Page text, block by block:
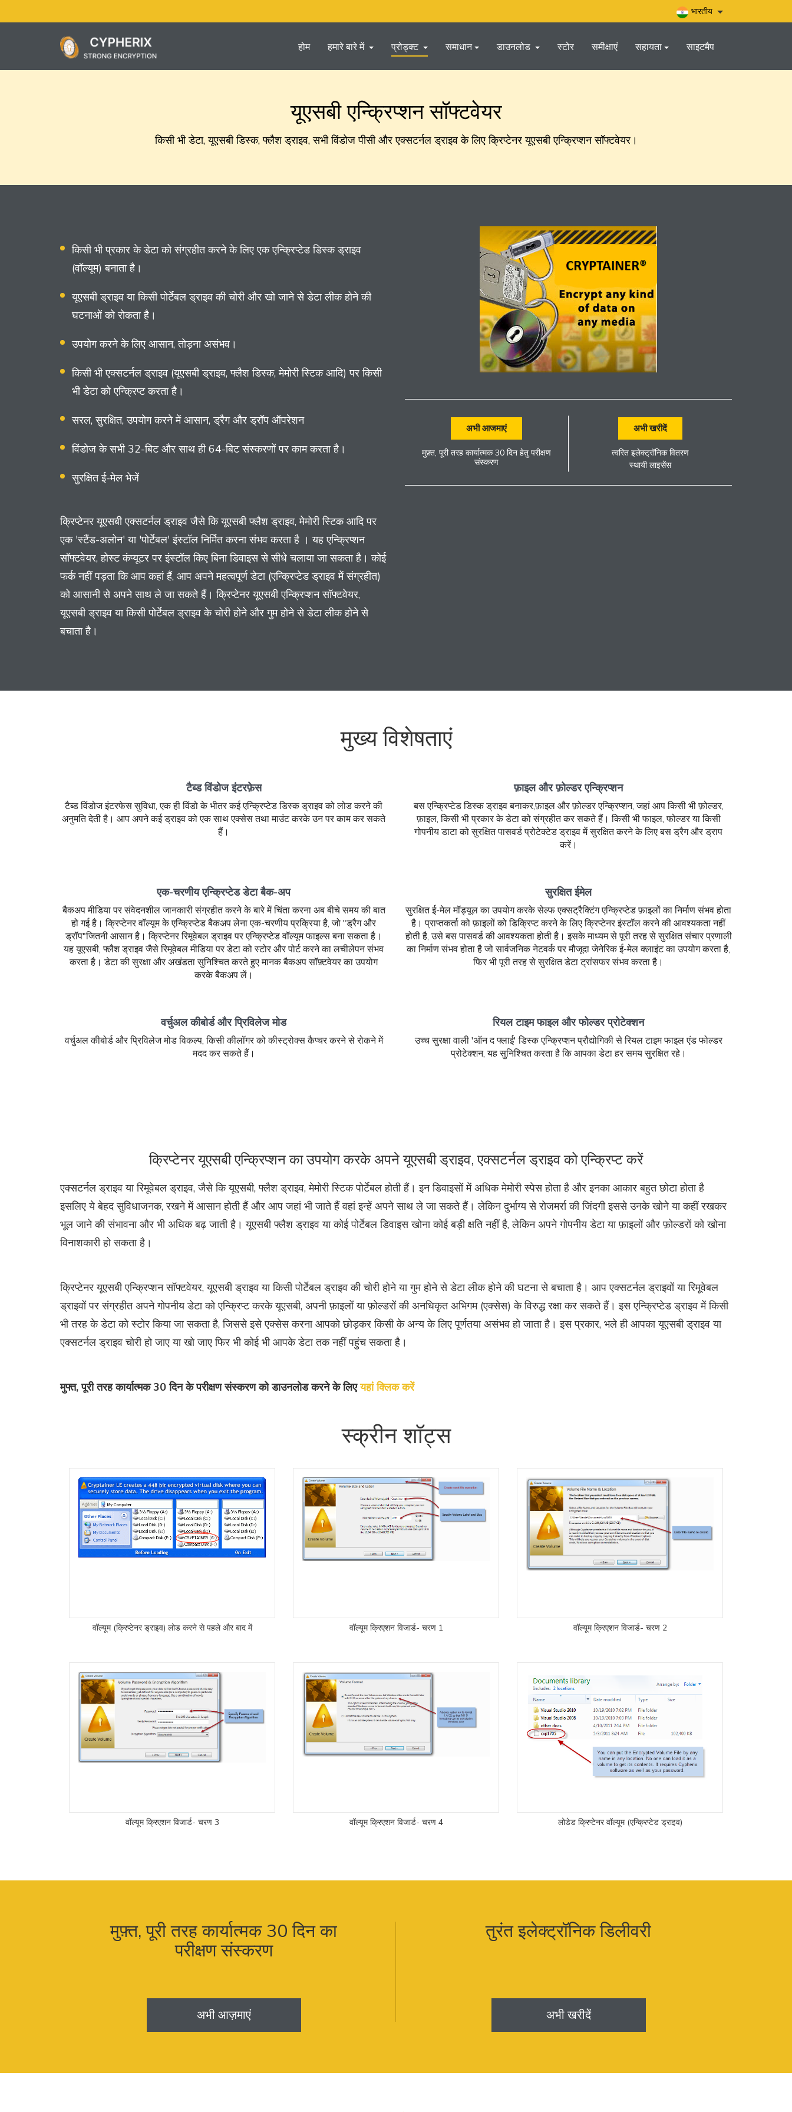
भारतीय
होम हमारे बारे में प्रोड्क्ट समाधान डाउनलोड स्टोर समीक्षाएं सहायता साइटमैप
यूएसबी एन्क्रिप्शन सॉफ्टवेयर
किसी भी डेटा, यूएसबी डिस्क, फ्लैश ड्राइव, सभी विंडोज पीसी और एक्सटर्नल ड्राइव के लिए क्रिप्टेनर यूएसबी एन्क्रिप्शन सॉफ्टवेयर।
अभी आजमाएं
मुफ़्त, पूरी तरह कार्यात्मक 30 दिन हेतु परीक्षण
संस्करण
अभी खरीदें
त्वरित इलेक्ट्रॉनिक वितरण
स्थायी लाइसेंस
किसी भी प्रकार के डेटा को संग्रहीत करने के लिए एक एन्क्रिप्टेड डिस्क ड्राइव
(वॉल्यूम) बनाता है।
यूएसबी ड्राइव या किसी पोर्टेबल ड्राइव की चोरी और खो जाने से डेटा लीक होने की
घटनाओं को रोकता है।
उपयोग करने के लिए आसान, तोड़ना असंभव।
किसी भी एक्सटर्नल ड्राइव (यूएसबी ड्राइव, फ्लैश डिस्क, मेमोरी स्टिक आदि) पर किसी
भी डेटा को एन्क्रिप्ट करता है।
सरल, सुरक्षित, उपयोग करने में आसान, ड्रैग और ड्रॉप ऑपरेशन
विंडोज के सभी 32-बिट और साथ ही 64-बिट संस्करणों पर काम करता है।
सुरक्षित ई-मेल भेजें
क्रिप्टेनर यूएसबी एक्सटर्नल ड्राइव जैसे कि यूएसबी फ्लैश ड्राइव, मेमोरी स्टिक आदि पर
एक 'स्टैंड-अलोन' या 'पोर्टेबल' इंस्टॉल निर्मित करना संभव करता है । यह एन्क्रिप्शन
सॉफ्टवेयर, होस्ट कंप्यूटर पर इंस्टॉल किए बिना डिवाइस से सीधे चलाया जा सकता है। कोई
फर्क नहीं पड़ता कि आप कहां हैं, आप अपने महत्वपूर्ण डेटा (एन्क्रिप्टेड ड्राइव में संग्रहीत)
को आसानी से अपने साथ ले जा सकते हैं। क्रिप्टेनर यूएसबी एन्क्रिप्शन सॉफ्टवेयर,
यूएसबी ड्राइव या किसी पोर्टेबल ड्राइव के चोरी होने और गुम होने से डेटा लीक होने से
बचाता है।
मुख्य विशेषताएं
टैब्ड विंडोज इंटरफ़ेस
टैब्ड विंडोज इंटरफेस सुविधा, एक ही विंडो के भीतर कई एन्क्रिप्टेड डिस्क ड्राइव को लोड करने की
अनुमति देती है। आप अपने कई ड्राइव को एक साथ एक्सेस तथा माउंट करके उन पर काम कर सकते
हैं।
फ़ाइल और फ़ोल्डर एन्क्रिप्शन
बस एन्क्रिप्टेड डिस्क ड्राइव बनाकर,फ़ाइल और फ़ोल्डर एन्क्रिप्शन, जहां आप किसी भी फ़ोल्डर,
फ़ाइल, किसी भी प्रकार के डेटा को संग्रहीत कर सकते हैं। किसी भी फाइल, फोल्डर या किसी
गोपनीय डाटा को सुरक्षित पासवर्ड प्रोटेक्टेड ड्राइव में सुरक्षित करने के लिए बस ड्रैग और ड्राप
करें।
एक-चरणीय एन्क्रिप्टेड डेटा बैक-अप
बैकअप मीडिया पर संवेदनशील जानकारी संग्रहीत करने के बारे में चिंता करना अब बीचे समय की बात
हो गई है। क्रिप्टेनर वॉल्यूम के एन्क्रिप्टेड बैकअप लेना एक-चरणीय प्रक्रिया है, जो "ड्रैग और
ड्रॉप"जितनी आसान है। क्रिप्टेनर रिमूवेबल ड्राइव पर एन्क्रिप्टेड वॉल्यूम फाइल्स बना सकता है।
यह यूएसबी, फ्लैश ड्राइव जैसे रिमूवेबल मीडिया पर डेटा को स्टोर और पोर्ट करने का लचीलेपन संभव
करता है। डेटा की सुरक्षा और अखंडता सुनिश्चित करते हुए मानक बैकअप सॉफ़्टवेयर का उपयोग
करके बैकअप लें।
सुरक्षित ईमेल
सुरक्षित ई-मेल मॉड्यूल का उपयोग करके सेल्फ एक्सट्रैक्टिंग एन्क्रिप्टेड फ़ाइलों का निर्माण संभव होता
है। प्राप्तकर्ता को फ़ाइलों को डिक्रिप्ट करने के लिए क्रिप्टेनर इंस्टॉल करने की आवश्यकता नहीं
होती है, उसे बस पासवर्ड की आवश्यकता होती है। इसके माध्यम से पूरी तरह से सुरक्षित संचार प्रणाली
का निर्माण संभव होता है जो सार्वजनिक नेटवर्क पर मौजूदा जेनेरिक ई-मेल क्लाइंट का उपयोग करता है,
फिर भी पूरी तरह से सुरक्षित डेटा ट्रांसफर संभव करता है।
वर्चुअल कीबोर्ड और प्रिविलेज मोड
वर्चुअल कीबोर्ड और प्रिविलेज मोड विकल्प, किसी कीलॉगर को कीस्ट्रोक्स कैप्चर करने से रोकने में
मदद कर सकते हैं।
रियल टाइम फाइल और फोल्डर प्रोटेक्शन
उच्च सुरक्षा वाली 'ऑन द फ्लाई' डिस्क एन्क्रिप्शन प्रौद्योगिकी से रियल टाइम फाइल एंड फोल्डर
प्रोटेक्शन, यह सुनिश्चित करता है कि आपका डेटा हर समय सुरक्षित रहे।
क्रिप्टेनर यूएसबी एन्क्रिप्शन का उपयोग करके अपने यूएसबी ड्राइव, एक्सटर्नल ड्राइव को एन्क्रिप्ट करें
एक्सटर्नल ड्राइव या रिमूवेबल ड्राइव, जैसे कि यूएसबी, फ्लैश ड्राइव, मेमोरी स्टिक पोर्टेबल होती हैं। इन डिवाइसों में अधिक मेमोरी स्पेस होता है और इनका आकार बहुत छोटा होता है
इसलिए ये बेहद सुविधाजनक, रखने में आसान होती हैं और आप जहां भी जाते हैं वहां इन्हें अपने साथ ले जा सकते हैं। लेकिन दुर्भाग्य से रोजमर्रा की जिंदगी इससे उनके खोने या कहीं रखकर
भूल जाने की संभावना और भी अधिक बढ़ जाती है। यूएसबी फ्लैश ड्राइव या कोई पोर्टेबल डिवाइस खोना कोई बड़ी क्षति नहीं है, लेकिन अपने गोपनीय डेटा या फ़ाइलों और फ़ोल्डरों को खोना
विनाशकारी हो सकता है।
क्रिप्टेनर यूएसबी एन्क्रिप्शन सॉफ्टवेयर, यूएसबी ड्राइव या किसी पोर्टेबल ड्राइव की चोरी होने या गुम होने से डेटा लीक होने की घटना से बचाता है। आप एक्सटर्नल ड्राइवों या रिमूवेबल
ड्राइवों पर संग्रहीत अपने गोपनीय डेटा को एन्क्रिप्ट करके यूएसबी, अपनी फ़ाइलों या फ़ोल्डरों की अनधिकृत अभिगम (एक्सेस) के विरुद्ध रक्षा कर सकते हैं। इस एन्क्रिप्टेड ड्राइव में किसी
भी तरह के डेटा को स्टोर किया जा सकता है, जिससे इसे एक्सेस करना आपको छोड़कर किसी के अन्य के लिए पूर्णतया असंभव हो जाता है। इस प्रकार, भले ही आपका यूएसबी ड्राइव या
एक्सटर्नल ड्राइव चोरी हो जाए या खो जाए फिर भी कोई भी आपके डेटा तक नहीं पहुंच सकता है।
मुफ्त, पूरी तरह कार्यात्मक 30 दिन के परीक्षण संस्करण को डाउनलोड करने के लिएयहां क्लिक करें
स्क्रीन शॉट्स
वॉल्यूम (क्रिप्टेनर ड्राइव) लोड करने से पहले और बाद में वॉल्यूम क्रिएशन विजार्ड- चरण 1 वॉल्यूम क्रिएशन विजार्ड- चरण 2
वॉल्यूम क्रिएशन विजार्ड- चरण 3 वॉल्यूम क्रिएशन विजार्ड- चरण 4 लोडेड क्रिप्टेनर वॉल्यूम (एन्क्रिप्टेड ड्राइव)
मुफ़्त, पूरी तरह कार्यात्मक 30 दिन का
परीक्षण संस्करण
अभी आज़माएं
तुरंत इलेक्ट्रॉनिक डिलीवरी
अभी खरीदें